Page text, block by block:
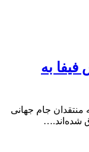
به
منتقدان جام جهانی
شده‌اند.…